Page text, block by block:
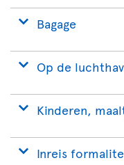
Bagage
Op de
Kinderen,
Inreis